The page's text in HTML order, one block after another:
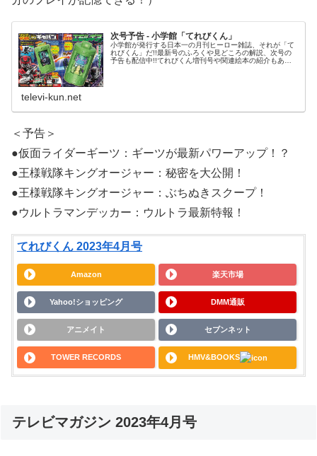
次号予告 - 小学館「てれびくん」
小学館が発行する日本一の月刊ヒーロー雑誌、それが「て
れびくん」だ!!最新号のふろくや見どころの解説、次号の
予告も配信中!!てれびくん増刊号や関連絵本の紹介もある
televi-kun.net
＜予告＞
●仮面ライダーギーツ：ギーツが最新パワーアップ！？
●王様戦隊キングオージャー：秘密を大公開！
●王様戦隊キングオージャー：ぶちぬきスクープ！
●ウルトラマンデッカー：ウルトラ最新特報！
てれびくん 2023年4月号
Amazon 楽天市場
Yahoo!ショッピング DMM通販
アニメイト セブンネット
TOWER RECORDS HMV&BOOKS
テレビマガジン 2023年4月号